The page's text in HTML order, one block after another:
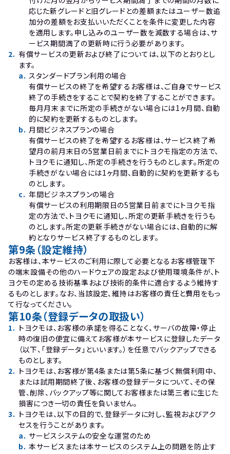
応じた新グレードと旧グレードとの差額またはユーザー数追
加分の差額をお支払いいただくことを条件に変更した内容
を適用します。申し込みのユーザー数を減数する場合は、サ
ービス期間満了の更新時に行う必要があります。
2. 有償サービスの更新および終了については、以下のとおりとし
ます。
a. スタンダードプラン利用の場合
有償サービスの終了を希望するお客様は、ご自身でサービス
終了の手続きをすることで契約を終了することができます。
毎月月末までに所定の手続きがない場合には1ヶ月間、自動
的に契約を更新するものとします。
b. 月間ビジネスプランの場合
有償サービスの終了を希望するお客様は、サービス終了希
望月の前月末日の5営業日前までにトヨクモ指定の方法で、
トヨクモに通知し、所定の手続きを行うものとします。所定の
手続きがない場合には1ヶ月間、自動的に契約を更新するも
のとします。
c. 年間ビジネスプランの場合
有償サービスの利用期限日の5営業日前までにトヨクモ指
定の方法で、トヨクモに通知し、所定の更新手続きを行うも
のとします。所定の更新手続きがない場合には、自動的に解
約となりサービス終了するものとします。
第9条（設定維持）
お客様は、本サービスのご利用に際して必要となるお客様管理下
の端末設備その他のハードウェアの設定および使用環境条件が、ト
ヨクモの定める技術基準および技術的条件に適合するよう維持す
るものとします。なお、当該設定、維持はお客様の責任と費用をもっ
て行なってください。
第10条（登録データの取扱い）
1. トヨクモは、お客様の承諾を得ることなく、サーバの故障・停止
時の復旧の便宜に備えてお客様が本サービスに登録したデータ
（以下、「登録データ」といいます。）を任意でバックアップできる
ものとします。
2. トヨクモは、お客様が第4条または第5条に基づく無償利用中、
または試用期間終了後、お客様の登録データについて、その保
管、削除、バックアップ等に関してお客様または第三者に生じた
損害につき一切の責任を負いません。
3. トヨクモは、以下の目的で、登録データに対し、監視およびアク
セスを行うことがあります。
a. サービスシステムの安全な運営のため
b. 本サービスまたは本サービスのシステム上の問題を防止す